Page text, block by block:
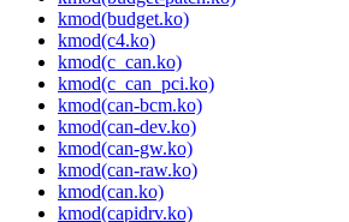
kmod(budget.ko)
kmod(c4.ko)
kmod(c_can.ko)
kmod(c_can_pci.ko)
kmod(can-bcm.ko)
kmod(can-dev.ko)
kmod(can-gw.ko)
kmod(can-raw.ko)
kmod(can.ko)
kmod(capidrv.ko)